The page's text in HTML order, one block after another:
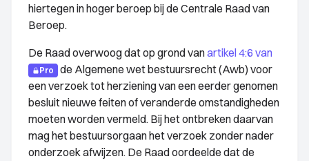
hiertegen in hoger beroep bij de Centrale Raad van
Beroep.
De Raad overwoog dat op grond vanartikel 4:6 van
Pro
de Algemene wet bestuursrecht (Awb) voor
een verzoek tot herziening van een eerder genomen
besluit nieuwe feiten of veranderde omstandigheden
moeten worden vermeld. Bij het ontbreken daarvan
mag het bestuursorgaan het verzoek zonder nader
onderzoek afwijzen. De Raad oordeelde dat de